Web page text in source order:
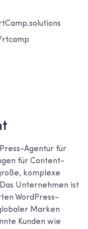
rtcamp
Agentur für
für Content-
komplexe
Unternehmen ist
WordPress-
Marken
Kunden wie